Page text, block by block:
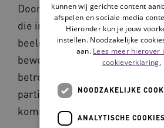
Door breed te kijken naar
die invloed hebben op de
beeld ontstaan van hoe
beweegt binnen de zorg en wie
betrokken zijn. Deze inzichten
partijen helpen om tot
komen.
kunnen wij gerichte content
afspelen en sociale media
Hieronder kun je jouw
instellen. Noodzakelijke
aan. Lees meer hierover
cookieverklaring.
NOODZAKELIJKE
ANALYTISCHE COOKIES